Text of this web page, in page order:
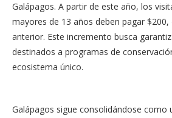
Galápagos. A partir de este año, los
mayores de 13 años deben pagar
anterior. Este incremento busca
destinados a programas de
ecosistema único.
Galápagos sigue consolidándose como